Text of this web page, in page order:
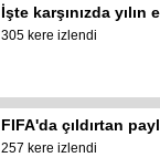
İşte karşınızda
305 kere izlendi
FIFA'da çıldırtan
257 kere izlendi